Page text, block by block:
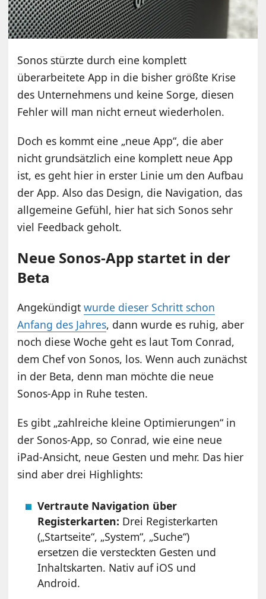
Sonos stürzte durch eine komplett
überarbeitete App in die bisher größte Krise
des Unternehmens und keine Sorge, diesen
Fehler will man nicht erneut wiederholen.
Doch es kommt eine „neue App“, die aber
nicht grundsätzlich eine komplett neue App
ist, es geht hier in erster Linie um den Aufbau
der App. Also das Design, die Navigation, das
allgemeine Gefühl, hier hat sich Sonos sehr
viel Feedback geholt.
Neue Sonos-App startet in der
Beta
Angekündigtwurde dieser Schritt schon
Anfang des Jahres, dann wurde es ruhig, aber
noch diese Woche geht es laut Tom Conrad,
dem Chef von Sonos, los. Wenn auch zunächst
in der Beta, denn man möchte die neue
Sonos-App in Ruhe testen.
Es gibt „zahlreiche kleine Optimierungen“ in
der Sonos-App, so Conrad, wie eine neue
iPad-Ansicht, neue Gesten und mehr. Das hier
sind aber drei Highlights:
Vertraute Navigation über
Registerkarten: Drei Registerkarten
(„Startseite“, „System“, „Suche“)
ersetzen die versteckten Gesten und
Inhaltskarten. Nativ auf iOS und
Android.